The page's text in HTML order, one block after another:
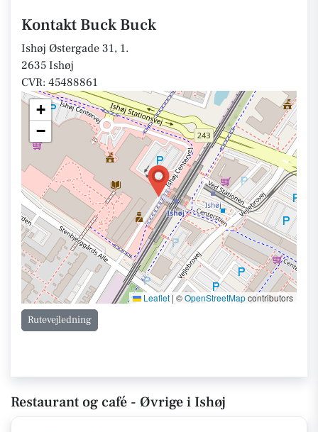
Kontakt Buck Buck
Ishøj Østergade 31, 1.
2635 Ishøj
CVR: 45488861
+
−
Leaflet | ©OpenStreetMapcontributors
Rutevejledning
Restaurant og café - Øvrige i Ishøj